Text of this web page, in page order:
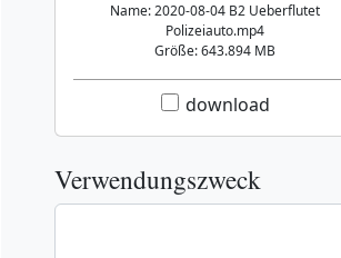
Name: 2020-08-04 B2 Ueberflutet
Polizeiauto.mp4
Größe: 643.894 MB
download
Verwendungszweck